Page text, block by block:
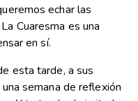
echar las
Cuaresma es una
en sí.
esta tarde, a sus
semana de reflexión